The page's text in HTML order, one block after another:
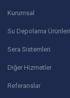
Kurumsal
Su Depolama Ürünleri
Sera Sistemleri
Diğer Hizmetler
Referanslar